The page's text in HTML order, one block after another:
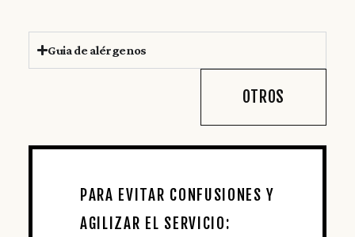
Guia de alérgenos
OTROS
PARA EVITAR CONFUSIONES Y
AGILIZAR EL SERVICIO: